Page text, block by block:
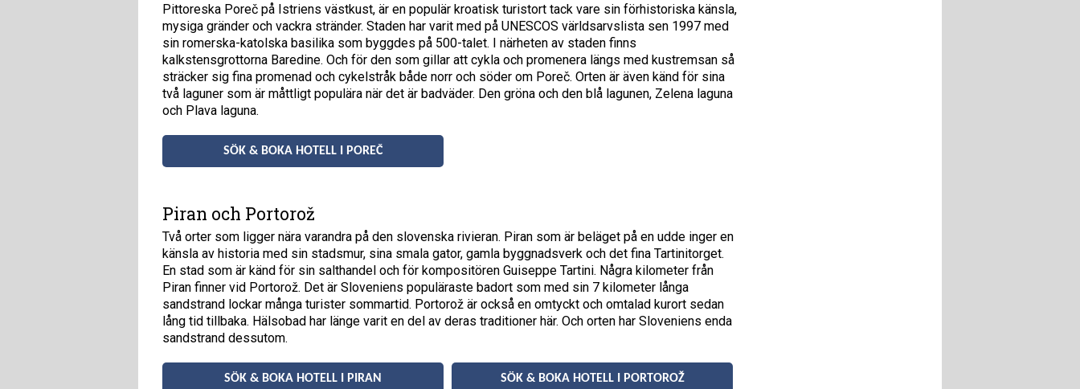
Pittoreska Poreč på Istriens västkust, är en populär kroatisk turistort tack vare sin förhistoriska känsla,
mysiga gränder och vackra stränder. Staden har varit med på UNESCOS världsarvslista sen 1997 med
sin romerska-katolska basilika som byggdes på 500-talet. I närheten av staden finns
kalkstensgrottorna Baredine. Och för den som gillar att cykla och promenera längs med kustremsan så
sträcker sig fina promenad och cykelstråk både norr och söder om Poreč. Orten är även känd för sina
två laguner som är måttligt populära när det är badväder. Den gröna och den blå lagunen, Zelena laguna
och Plava laguna.
SÖK & BOKA HOTELL I POREČ
Piran och Portorož
Två orter som ligger nära varandra på den slovenska rivieran. Piran som är beläget på en udde inger en
känsla av historia med sin stadsmur, sina smala gator, gamla byggnadsverk och det fina Tartinitorget.
En stad som är känd för sin salthandel och för kompositören Guiseppe Tartini. Några kilometer från
Piran finner vid Portorož. Det är Sloveniens populäraste badort som med sin 7 kilometer långa
sandstrand lockar många turister sommartid. Portorož är också en omtyckt och omtalad kurort sedan
lång tid tillbaka. Hälsobad har länge varit en del av deras traditioner här. Och orten har Sloveniens enda
sandstrand dessutom.
SÖK & BOKA HOTELL I PIRAN SÖK & BOKA HOTELL I PORTOROŽ